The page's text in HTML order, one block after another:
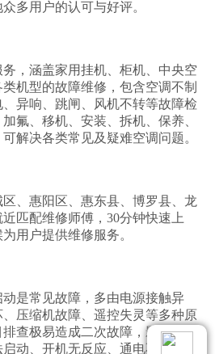
多用户的认可与好评。
，涵盖家用挂机、柜机、中央空
机型的故障维修，包含空调不制
异响、跳闸、风机不转等故障检
氟、移机、安装、拆机、保养、
解决各类常见及疑难空调问题。
、惠阳区、惠东县、博罗县、龙
匹配维修师傅，30分钟快速上
用户提供维修服务。
是常见故障，多由电源接触异
压缩机故障、遥控失灵等多种原
查极易造成二次故障，影响设备
动、开机无反应、通电不工作等